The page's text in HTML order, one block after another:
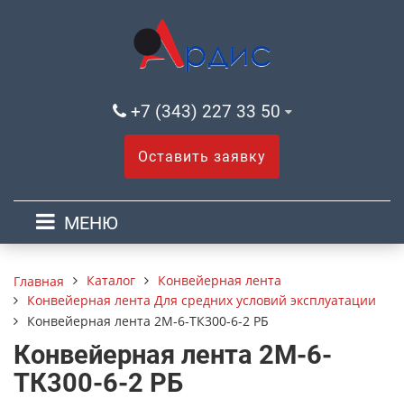
+7 (343) 227 33 50
Оставить заявку
МЕНЮ
Главная Каталог
Конвейерная лента
Конвейерная лента Для средних условий эксплуатации
Конвейерная лента 2М-6-ТК300-6-2 РБ
Конвейерная лента 2М-6-
ТК300-6-2 РБ